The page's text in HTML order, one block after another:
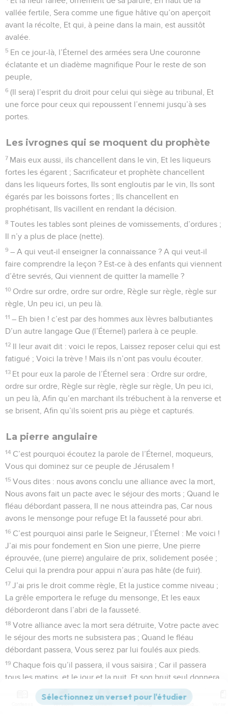
vallée fertile, Sera comme une figue hâtive qu’on aperçoit
avant la récolte, Et qui, à peine dans la main, est aussitôt
avalée.
5 En ce jour-là, l’Éternel des armées sera Une couronne
éclatante et un diadème magnifique Pour le reste de son
peuple,
6 (Il sera) l’esprit du droit pour celui qui siège au tribunal, Et
une force pour ceux qui repoussent l’ennemi jusqu’à ses
portes.
Les ivrognes qui se moquent du prophète
7 Mais eux aussi, ils chancellent dans le vin, Et les liqueurs
fortes les égarent ; Sacrificateur et prophète chancellent
dans les liqueurs fortes, Ils sont engloutis par le vin, Ils sont
égarés par les boissons fortes ; Ils chancellent en
prophétisant, Ils vacillent en rendant la décision.
8 Toutes les tables sont pleines de vomissements, d’ordures ;
Il n’y a plus de place (nette).
9 – A qui veut-il enseigner la connaissance ? A qui veut-il
faire comprendre la leçon ? Est-ce à des enfants qui viennent
d’être sevrés, Qui viennent de quitter la mamelle ?
10 Ordre sur ordre, ordre sur ordre, Règle sur règle, règle sur
règle, Un peu ici, un peu là.
11 – Eh bien ! c’est par des hommes aux lèvres balbutiantes
D’un autre langage Que (l’Éternel) parlera à ce peuple.
12 Il leur avait dit : voici le repos, Laissez reposer celui qui est
fatigué ; Voici la trève ! Mais ils n’ont pas voulu écouter.
13 Et pour eux la parole de l’Éternel sera : Ordre sur ordre,
ordre sur ordre, Règle sur règle, règle sur règle, Un peu ici,
un peu là, Afin qu’en marchant ils trébuchent à la renverse et
se brisent, Afin qu’ils soient pris au piège et capturés.
La pierre angulaire
14 C’est pourquoi écoutez la parole de l’Éternel, moqueurs,
Vous qui dominez sur ce peuple de Jérusalem !
15 Vous dites : nous avons conclu une alliance avec la mort,
Nous avons fait un pacte avec le séjour des morts ; Quand le
fléau débordant passera, Il ne nous atteindra pas, Car nous
avons le mensonge pour refuge Et la fausseté pour abri.
16 C’est pourquoi ainsi parle le Seigneur, l’Éternel : Me voici !
J’ai mis pour fondement en Sion une pierre, Une pierre
éprouvée, (une pierre) angulaire de prix, solidement posée ;
Celui qui la prendra pour appui n’aura pas hâte (de fuir).
17 J’ai pris le droit comme règle, Et la justice comme niveau ;
La grêle emportera le refuge du mensonge, Et les eaux
déborderont dans l’abri de la fausseté.
18 Votre alliance avec la mort sera détruite, Votre pacte avec
le séjour des morts ne subsistera pas ; Quand le fléau
débordant passera, Vous serez par lui foulés aux pieds.
19 Chaque fois qu’il passera, il vous saisira ; Car il passera
tous les matins, et le jour et la nuit, Et son bruit seul donnera
l’épouvante.
Le lit sera trop court pour s’y étendre, Et la couverture trop
Versions Commentaires Strong